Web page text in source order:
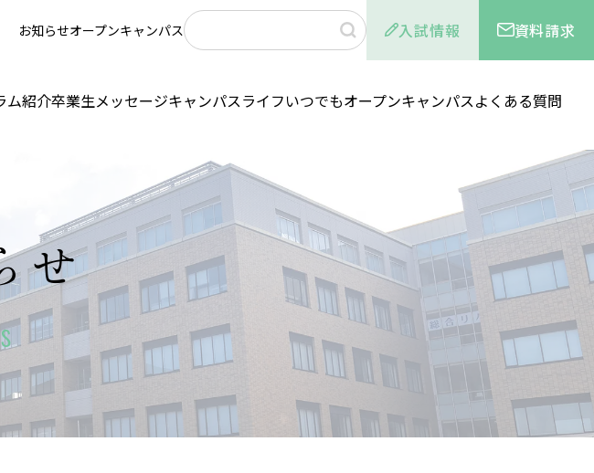
お知らせオープンキャンパス 入試情報 資料請求
ム紹介卒業生メッセージキャンパスライフいつでもオープンキャンパスよくある質問
せ